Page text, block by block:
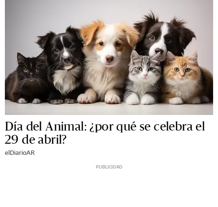
Día del Animal: ¿por qué se celebra el
29 de abril?
elDiarioAR